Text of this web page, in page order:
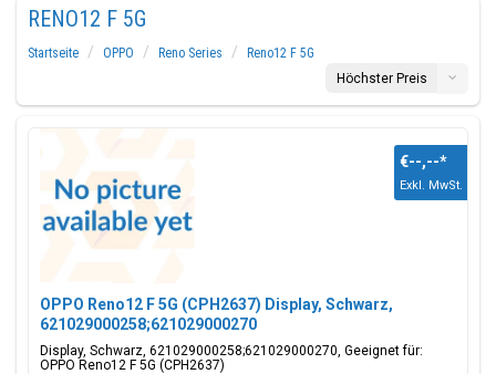
RENO12 F 5G
Startseite OPPO Reno Series
Reno12 F 5G
Höchster Preis
OPPO Reno12 F 5G (CPH2637) Display, Schwarz,
621029000258;621029000270
Display, Schwarz, 621029000258;621029000270, Geeignet für:
OPPO Reno12 F 5G (CPH2637)
€--,--*
Exkl. MwSt.